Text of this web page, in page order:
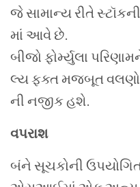
જે સામાન્ય રીતે
માં આવે છે.
બીજો ફોર્મ્યુલા
લ્ય ફક્ત મજબૂત વલણો
ની નજીક હશે.
વપરાશ
બંને સૂચકોની